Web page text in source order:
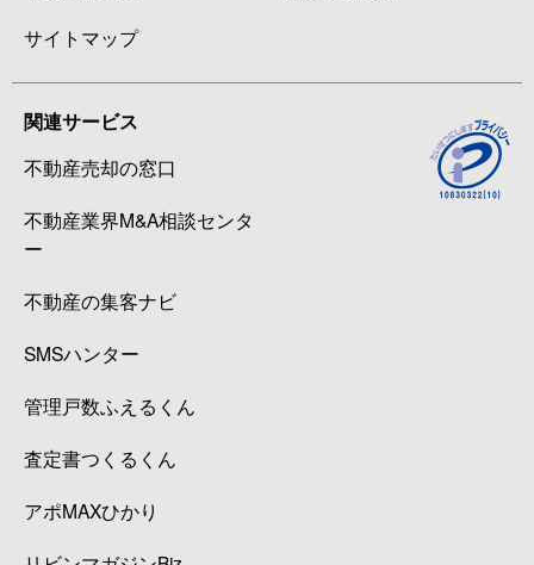
サイトマップ
関連サービス
不動産売却の窓口
不動産業界M&A相談センタ
ー
不動産の集客ナビ
SMSハンター
管理戸数ふえるくん
査定書つくるくん
アポMAXひかり